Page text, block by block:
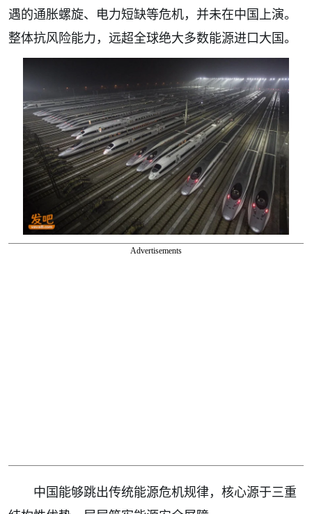
遇的通胀螺旋、电力短缺等危机，并未在中国上演。
整体抗风险能力，远超全球绝大多数能源进口大国。
Advertisements
中国能够跳出传统能源危机规律，核心源于三重